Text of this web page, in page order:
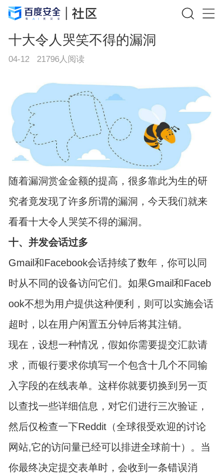
十大令人哭笑不得的漏洞
04-12 21796人阅读
随着漏洞赏金金额的提高，很多靠此为生的研
究者竟发现了许多所谓的漏洞，今天我们就来
看看十大令人哭笑不得的漏洞。
十、并发会话过多
Gmail和Facebook会话持续了数年，你可以同
时从不同的设备访问它们。如果Gmail和Faceb
ook不想为用户提供这种便利，则可以实施会话
超时，以在用户闲置五分钟后将其注销。
现在，设想一种情况，假如你需要提交汇款请
求，而银行要求你填写一个包含十几个不同输
入字段的在线表单。这样你就要切换到另一页
以查找一些详细信息，对它们进行三次验证，
然后仅检查一下Reddit（全球很受欢迎的讨论
网站,它的访问量已经可以排进全球前十）。当
你最终决定提交表单时，会收到一条错误消